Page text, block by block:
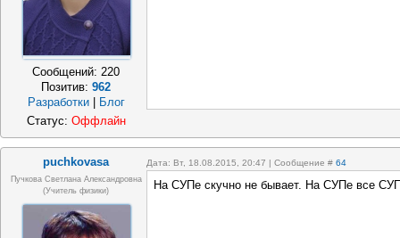
Сообщений:220
Позитив:962
Разработки
Блог
Статус: Оффлайн
puchkovasa Дата: Вт, 18.08.2015, 20:47 | Сообщение # 64
Пучкова Светлана Александровна
(учитель физики)
На СУПе скучно не бывает. На СУПе все